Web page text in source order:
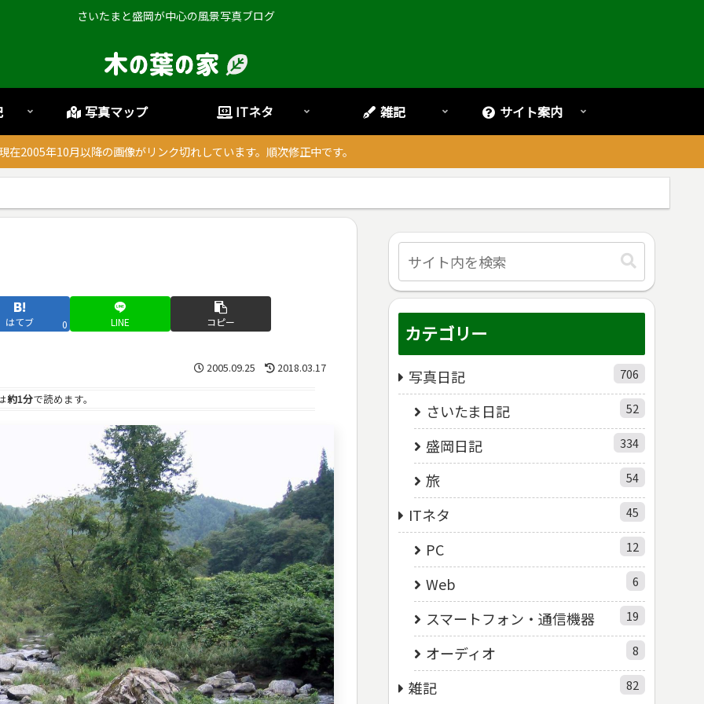
さいたまと盛岡が中心の風景写真ブログ
写真マップ ITネタ 雑記 サイト案内
在2005年10月以降の画像がリンク切れしています。順次修正中です。
はてブ 0 LINE コピー
2005.09.25 2018.03.17
約1分で読めます。
カテゴリー
写真日記 706
さいたま日記 52
盛岡日記 334
旅 54
ITネタ 45
PC 12
Web 6
スマートフォン・通信機器 19
オーディオ 8
雑記 82